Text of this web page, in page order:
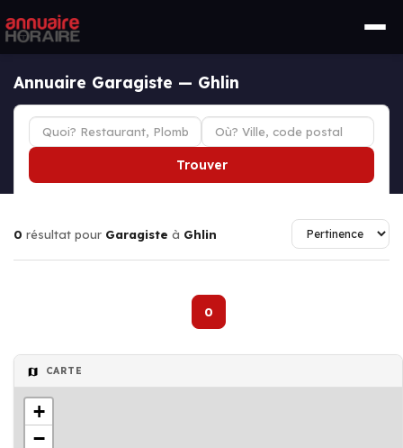
Annuaire Garagiste — Ghlin
Trouver
0 résultat pour Garagiste à Ghlin
0
CARTE
+
−